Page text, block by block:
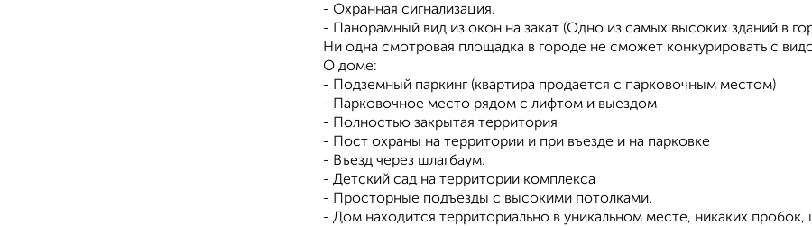
- Охранная сигнализация.
- Панорамный вид из окон на закат (Одно из самых высоких зданий в
Ни одна смотровая площадка в городе не сможет конкурировать с
О доме:
- Подземный паркинг (квартира продается с парковочным местом)
- Парковочное место рядом с лифтом и выездом
- Полностью закрытая территория
- Пост охраны на территории и при въезде и на парковке
- Bъезд чеpез шлагбaум.
- Детский сад на территории комплекса
- Просторные подъезды с высокими потолками.
- Дом находится территориально в уникальном месте, никаких